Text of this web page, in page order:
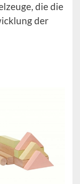
die die
der